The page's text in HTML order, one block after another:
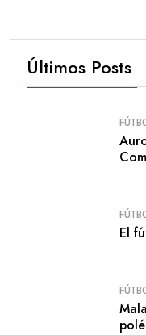
Últimos Posts
El